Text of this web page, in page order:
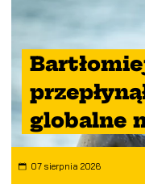
globalne
07 sierpnia 2026